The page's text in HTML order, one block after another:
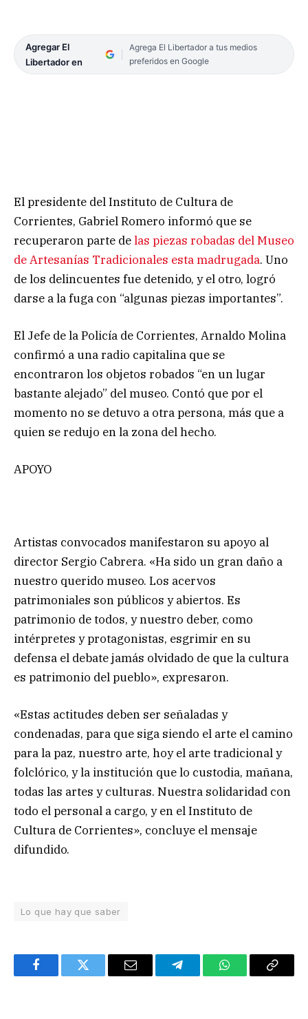
Agregar El
Libertador en
Agrega El Libertador a tus medios
preferidos en Google
El presidente del Instituto de Cultura de
Corrientes, Gabriel Romero informó que se
recuperaron parte delas piezas robadas del Museo
de Artesanías Tradicionales esta madrugada. Uno
de los delincuentes fue detenido, y el otro, logró
darse a la fuga con “algunas piezas importantes”.
El Jefe de la Policía de Corrientes, Arnaldo Molina
confirmó a una radio capitalina que se
encontraron los objetos robados “en un lugar
bastante alejado” del museo. Contó que por el
momento no se detuvo a otra persona, más que a
quien se redujo en la zona del hecho.
APOYO
Artistas convocados manifestaron su apoyo al
director Sergio Cabrera. «Ha sido un gran daño a
nuestro querido museo. Los acervos
patrimoniales son públicos y abiertos. Es
patrimonio de todos, y nuestro deber, como
intérpretes y protagonistas, esgrimir en su
defensa el debate jamás olvidado de que la cultura
es patrimonio del pueblo», expresaron.
«Estas actitudes deben ser señaladas y
condenadas, para que siga siendo el arte el camino
para la paz, nuestro arte, hoy el arte tradicional y
folclórico, y la institución que lo custodia, mañana,
todas las artes y culturas. Nuestra solidaridad con
todo el personal a cargo, y en el Instituto de
Cultura de Corrientes», concluye el mensaje
difundido.
Lo que hay que saber
FacebookTwitter Email TelegramWhatsAppCopy